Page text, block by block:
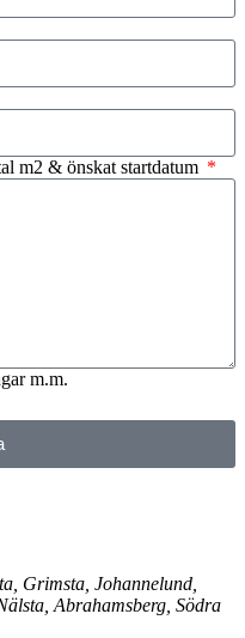
m2 & önskat startdatum
m.m.
Grimsta, Johannelund,
Abrahamsberg, Södra